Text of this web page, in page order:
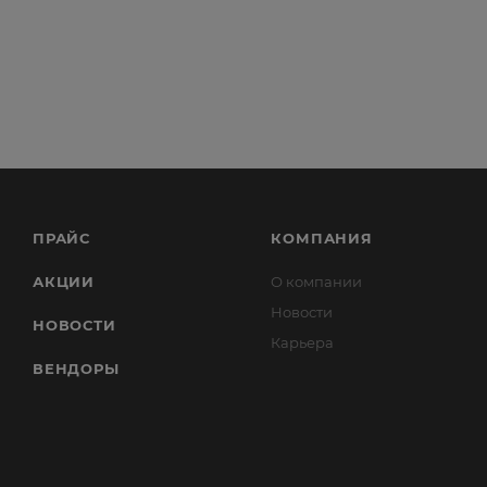
ПРАЙС
АКЦИИ
НОВОСТИ
ВЕНДОРЫ
КОМПАНИЯ
О компании
Новости
Карьера